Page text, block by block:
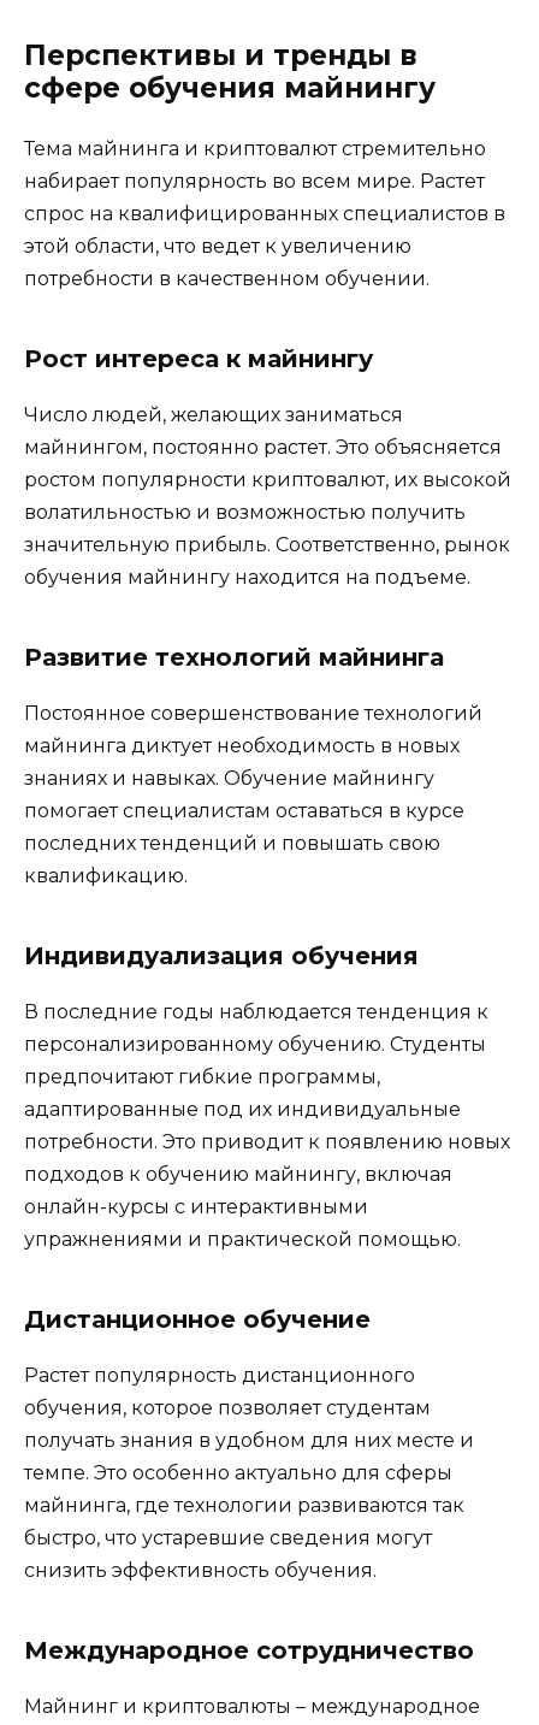
Перспективы и тренды в
сфере обучения майнингу
Тема майнинга и криптовалют стремительно
набирает популярность во всем мире. Растет
спрос на квалифицированных специалистов в
этой области, что ведет к увеличению
потребности в качественном обучении.
Рост интереса к майнингу
Число людей, желающих заниматься
майнингом, постоянно растет. Это объясняется
ростом популярности криптовалют, их высокой
волатильностью и возможностью получить
значительную прибыль. Соответственно, рынок
обучения майнингу находится на подъеме.
Развитие технологий майнинга
Постоянное совершенствование технологий
майнинга диктует необходимость в новых
знаниях и навыках. Обучение майнингу
помогает специалистам оставаться в курсе
последних тенденций и повышать свою
квалификацию.
Индивидуализация обучения
В последние годы наблюдается тенденция к
персонализированному обучению. Студенты
предпочитают гибкие программы,
адаптированные под их индивидуальные
потребности. Это приводит к появлению новых
подходов к обучению майнингу, включая
онлайн-курсы с интерактивными
упражнениями и практической помощью.
Дистанционное обучение
Растет популярность дистанционного
обучения, которое позволяет студентам
получать знания в удобном для них месте и
темпе. Это особенно актуально для сферы
майнинга, где технологии развиваются так
быстро, что устаревшие сведения могут
снизить эффективность обучения.
Международное сотрудничество
Майнинг и криптовалюты – международное